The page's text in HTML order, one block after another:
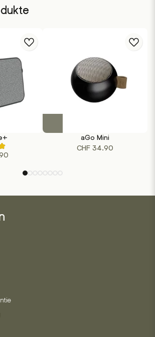
Produktseite
gewählt
werden
mehrere
Optionen
aGo Mini
CHF 34.90